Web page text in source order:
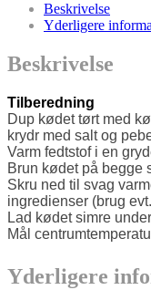
Beskrivelse
Yderligere
Beskrivelse
Tilberedning
Dup kødet tørt med
krydr med salt og
Varm fedtstof i en
Brun kødet på begge
Skru ned til svag
ingredienser (brug
Lad kødet simre
Mål
Yderligere